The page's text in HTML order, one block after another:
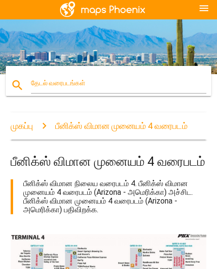
menu
search தேடல் வரைபடங்கள்
முகப்பு பீனிக்ஸ் விமான முனையம் 4 வரைபடம்
பீனிக்ஸ் விமான முனையம் 4 வரைபடம்
பீனிக்ஸ் விமான நிலைய வரைபடம் 4. பீனிக்ஸ் விமான
முனையம் 4 வரைபடம் (Arizona - அமெரிக்கா) அச்சிட.
பீனிக்ஸ் விமான முனையம் 4 வரைபடம் (Arizona -
அமெரிக்கா) பதிவிறக்க.